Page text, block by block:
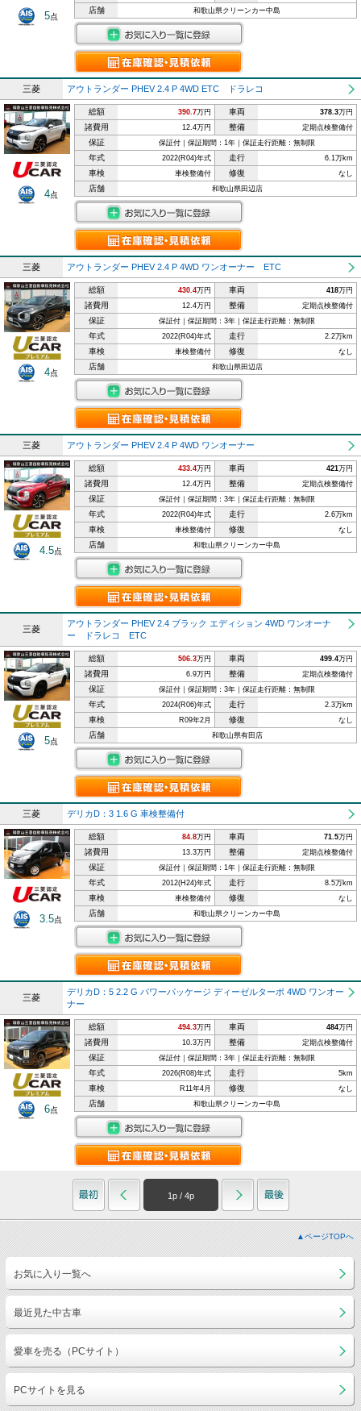
5点
店舗 和歌山県クリーンカー中島
三菱 アウトランダー PHEV 2.4 P 4WD ETC ドラレコ
4点
総額 390.7万円 車両 378.3万円
諸費用 12.4万円 整備 定期点検整備付
保証 保証付｜保証期間：1年｜保証走行距離：無制限
年式 2022(R04)年式 走行 6.1万km
車検 車検整備付 修復 なし
店舗 和歌山県田辺店
三菱 アウトランダー PHEV 2.4 P 4WD ワンオーナー ETC
4点
総額 430.4万円 車両 418万円
諸費用 12.4万円 整備 定期点検整備付
保証 保証付｜保証期間：3年｜保証走行距離：無制限
年式 2022(R04)年式 走行 2.2万km
車検 車検整備付 修復 なし
店舗 和歌山県田辺店
三菱 アウトランダー PHEV 2.4 P 4WD ワンオーナー
4.5点
総額 433.4万円 車両 421万円
諸費用 12.4万円 整備 定期点検整備付
保証 保証付｜保証期間：3年｜保証走行距離：無制限
年式 2022(R04)年式 走行 2.6万km
車検 車検整備付 修復 なし
店舗 和歌山県クリーンカー中島
三菱
アウトランダー PHEV 2.4 ブラック エディション 4WD ワンオーナ
ー ドラレコ ETC
5点
総額 506.3万円 車両 499.4万円
諸費用 6.9万円 整備 定期点検整備付
保証 保証付｜保証期間：3年｜保証走行距離：無制限
年式 2024(R06)年式 走行 2.3万km
車検 R09年2月 修復 なし
店舗 和歌山県有田店
三菱 デリカD：3 1.6 G 車検整備付
3.5点
総額 84.8万円 車両 71.5万円
諸費用 13.3万円 整備 定期点検整備付
保証 保証付｜保証期間：1年｜保証走行距離：無制限
年式 2012(H24)年式 走行 8.5万km
車検 車検整備付 修復 なし
店舗 和歌山県クリーンカー中島
三菱
デリカD：5 2.2 G パワーパッケージ ディーゼルターボ 4WD ワンオー
ナー
6点
総額 494.3万円 車両 484万円
諸費用 10.3万円 整備 定期点検整備付
保証 保証付｜保証期間：3年｜保証走行距離：無制限
年式 2026(R08)年式 走行 5km
車検 R11年4月 修復 なし
店舗 和歌山県クリーンカー中島
1p / 4p
▲ページTOPへ
お気に入り一覧へ
最近見た中古車
愛車を売る（PCサイト）
PCサイトを見る